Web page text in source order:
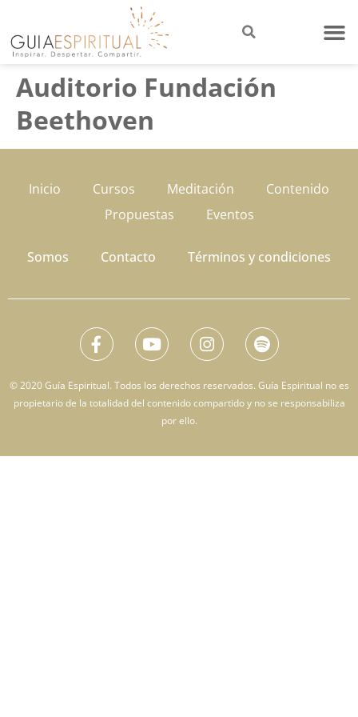
Auditorio Fundación
Beethoven
Inicio Cursos Meditación
Contenido
Propuestas
Eventos
Somos Contacto Términos y condiciones
© 2020 Guía Espiritual. Todos los derechos reservados. Guía Espiritual no es
propietario de la totalidad del contenido compartido y no se responsabiliza
por ello.